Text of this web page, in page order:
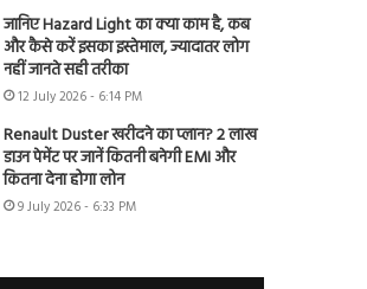
जानिए Hazard Light का क्या काम है, कब
और कैसे करें इसका इस्तेमाल, ज्यादातर लोग
नहीं जानते सही तरीका
12 July 2026 - 6:14 PM
Renault Duster खरीदने का प्लान? 2 लाख
डाउन पेमेंट पर जानें कितनी बनेगी EMI और
कितना देना होगा लोन
9 July 2026 - 6:33 PM